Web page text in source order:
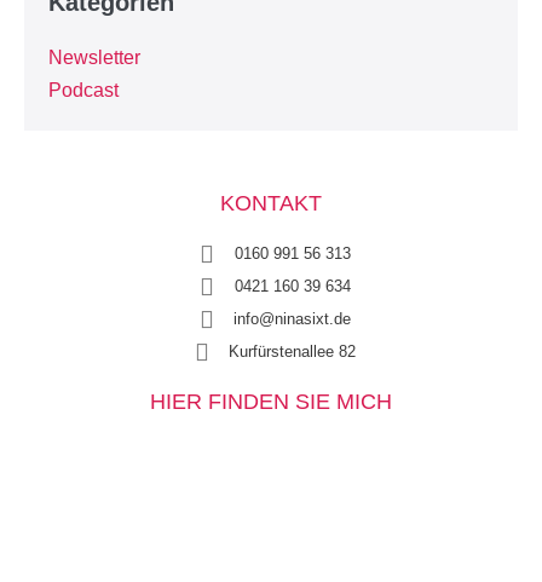
Newsletter
Podcast
KONTAKT
0160 991 56 313
0421 160 39 634
info@ninasixt.de
Kurfürstenallee 82
HIER FINDEN SIE MICH